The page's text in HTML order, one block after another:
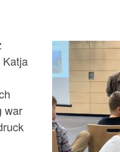
war